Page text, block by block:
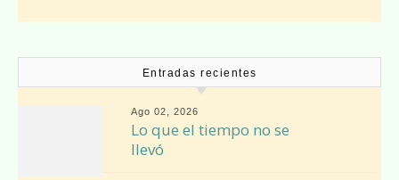
Entradas recientes
Ago 02, 2026
Lo que el tiempo no se
llevó